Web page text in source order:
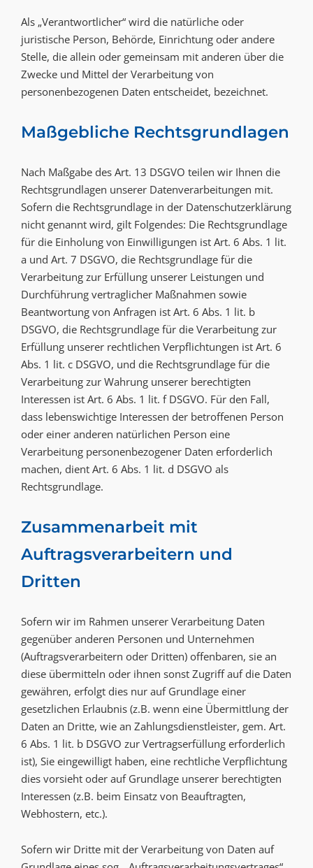
Als „Verantwortlicher“ wird die natürliche oder
juristische Person, Behörde, Einrichtung oder andere
Stelle, die allein oder gemeinsam mit anderen über die
Zwecke und Mittel der Verarbeitung von
personenbezogenen Daten entscheidet, bezeichnet.
Maßgebliche Rechtsgrundlagen
Nach Maßgabe des Art. 13 DSGVO teilen wir Ihnen die
Rechtsgrundlagen unserer Datenverarbeitungen mit.
Sofern die Rechtsgrundlage in der Datenschutzerklärung
nicht genannt wird, gilt Folgendes: Die Rechtsgrundlage
für die Einholung von Einwilligungen ist Art. 6 Abs. 1 lit.
a und Art. 7 DSGVO, die Rechtsgrundlage für die
Verarbeitung zur Erfüllung unserer Leistungen und
Durchführung vertraglicher Maßnahmen sowie
Beantwortung von Anfragen ist Art. 6 Abs. 1 lit. b
DSGVO, die Rechtsgrundlage für die Verarbeitung zur
Erfüllung unserer rechtlichen Verpflichtungen ist Art. 6
Abs. 1 lit. c DSGVO, und die Rechtsgrundlage für die
Verarbeitung zur Wahrung unserer berechtigten
Interessen ist Art. 6 Abs. 1 lit. f DSGVO. Für den Fall,
dass lebenswichtige Interessen der betroffenen Person
oder einer anderen natürlichen Person eine
Verarbeitung personenbezogener Daten erforderlich
machen, dient Art. 6 Abs. 1 lit. d DSGVO als
Rechtsgrundlage.
Zusammenarbeit mit
Auftragsverarbeitern und
Dritten
Sofern wir im Rahmen unserer Verarbeitung Daten
gegenüber anderen Personen und Unternehmen
(Auftragsverarbeitern oder Dritten) offenbaren, sie an
diese übermitteln oder ihnen sonst Zugriff auf die Daten
gewähren, erfolgt dies nur auf Grundlage einer
gesetzlichen Erlaubnis (z.B. wenn eine Übermittlung der
Daten an Dritte, wie an Zahlungsdienstleister, gem. Art.
6 Abs. 1 lit. b DSGVO zur Vertragserfüllung erforderlich
ist), Sie eingewilligt haben, eine rechtliche Verpflichtung
dies vorsieht oder auf Grundlage unserer berechtigten
Interessen (z.B. beim Einsatz von Beauftragten,
Webhostern, etc.).
Sofern wir Dritte mit der Verarbeitung von Daten auf